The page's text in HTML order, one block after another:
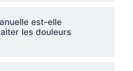
est-elle
les douleurs